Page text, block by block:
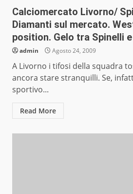
Calciomercato Livorno/
Diamanti sul mercato.
position. Gelo tra Spinelli
admin Agosto 24, 2009
A Livorno i tifosi della squadra
ancora stare stranquilli. Se,
sportivo...
Read More